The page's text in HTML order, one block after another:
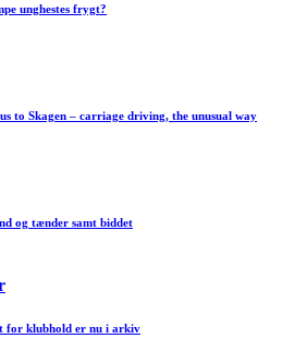
unghestes frygt?
to Skagen – carriage driving, the unusual way
og tænder samt biddet
for klubhold er nu i arkiv